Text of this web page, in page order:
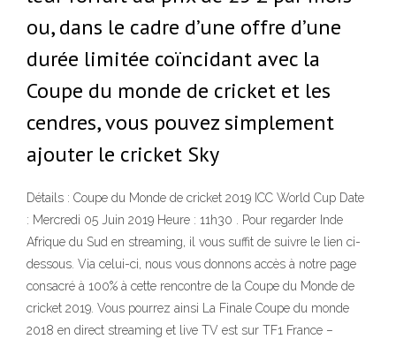
ou, dans le cadre d’une offre d’une
durée limitée coïncidant avec la
Coupe du monde de cricket et les
cendres, vous pouvez simplement
ajouter le cricket Sky
Détails : Coupe du Monde de cricket 2019 ICC World Cup Date
: Mercredi 05 Juin 2019 Heure : 11h30 . Pour regarder Inde
Afrique du Sud en streaming, il vous suffit de suivre le lien ci-
dessous. Via celui-ci, nous vous donnons accès à notre page
consacré à 100% à cette rencontre de la Coupe du Monde de
cricket 2019. Vous pourrez ainsi La Finale Coupe du monde
2018 en direct streaming et live TV est sur TF1 France –